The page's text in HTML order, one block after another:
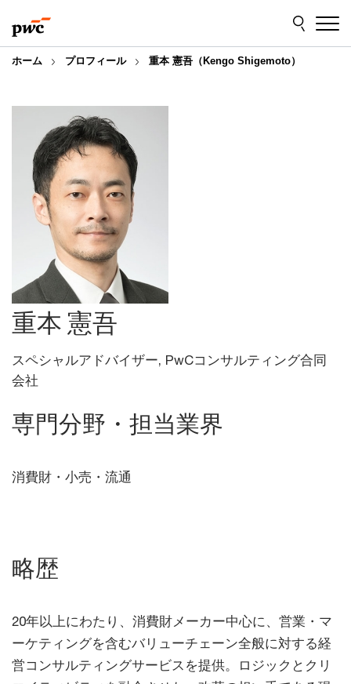
to
content
to
footer
ホーム プロフィール 重本 憲吾（Kengo Shigemoto）
重本 憲吾
スペシャルアドバイザー, PwCコンサルティング合同
会社
専門分野・担当業界
消費財・小売・流通
略歴
20年以上にわたり、消費財メーカー中心に、営業・マ
ーケティングを含むバリューチェーン全般に対する経
営コンサルティングサービスを提供。ロジックとクリ